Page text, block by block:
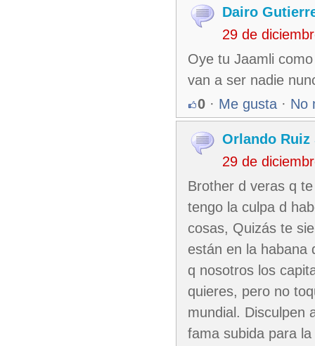
Dairo
29 de
Oye tu Jaamli
van a ser nadie
0 · Me gusta · No
Orlando Ruiz
29 de
Brother d veras q
tengo la culpa d
cosas, Quizás te
están en la habana
q nosotros los
quieres, pero no
mundial. Disculpen
fama subida para